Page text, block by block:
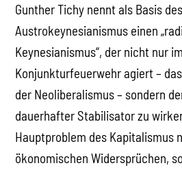
Gunther Tichy nennt als Basis des
Austrokeynesianismus einen
Keynesianismus“, der nicht nur
Konjunkturfeuerwehr agiert –
der Neoliberalismus – sondern
dauerhafter Stabilisator zu
Hauptproblem des Kapitalismus
ökonomischen Widersprüchen,